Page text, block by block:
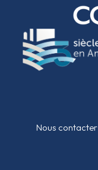
Nous contacter